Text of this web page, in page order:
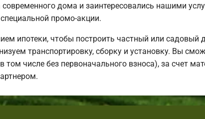
дома и заинтересовались нашими
промо-акции.
ипотеки, чтобы построить частный или садовый
транспортировку, сборку и установку. Вы
числе без первоначального взноса), за счет